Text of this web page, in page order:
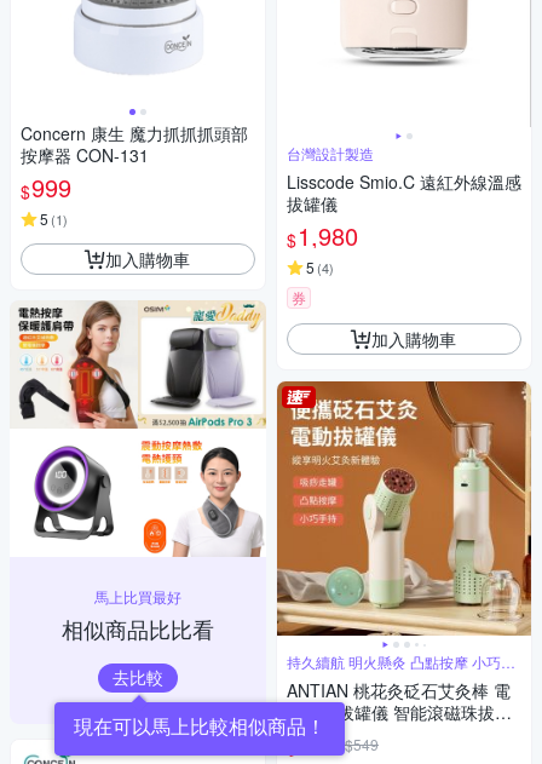
Concern 康生 魔力抓抓抓頭部
按摩器 CON-131
$999
5 (1)
加入購物車
馬上比買最好
相似商品比比看
去比較
台灣設計製造
Lisscode Smio.C 遠紅外線溫感
拔罐儀
$1,980
5 (4)
券
加入購物車
持久續航 明火懸灸 凸點按摩 小巧手
持
ANTIAN 桃花灸砭石艾灸棒 電
動艾灸拔罐儀 智能滾磁珠拔罐
按摩儀 吸罐艾灸器
495
$549